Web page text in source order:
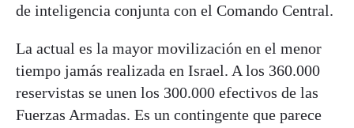
de inteligencia conjunta con el Comando Central.
La actual es la mayor movilización en el menor
tiempo jamás realizada en Israel. A los 360.000
reservistas se unen los 300.000 efectivos de las
Fuerzas Armadas. Es un contingente que parece